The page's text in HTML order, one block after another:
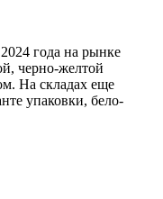
года на рынке
черно-желтой
На складах еще
упаковки, бело-